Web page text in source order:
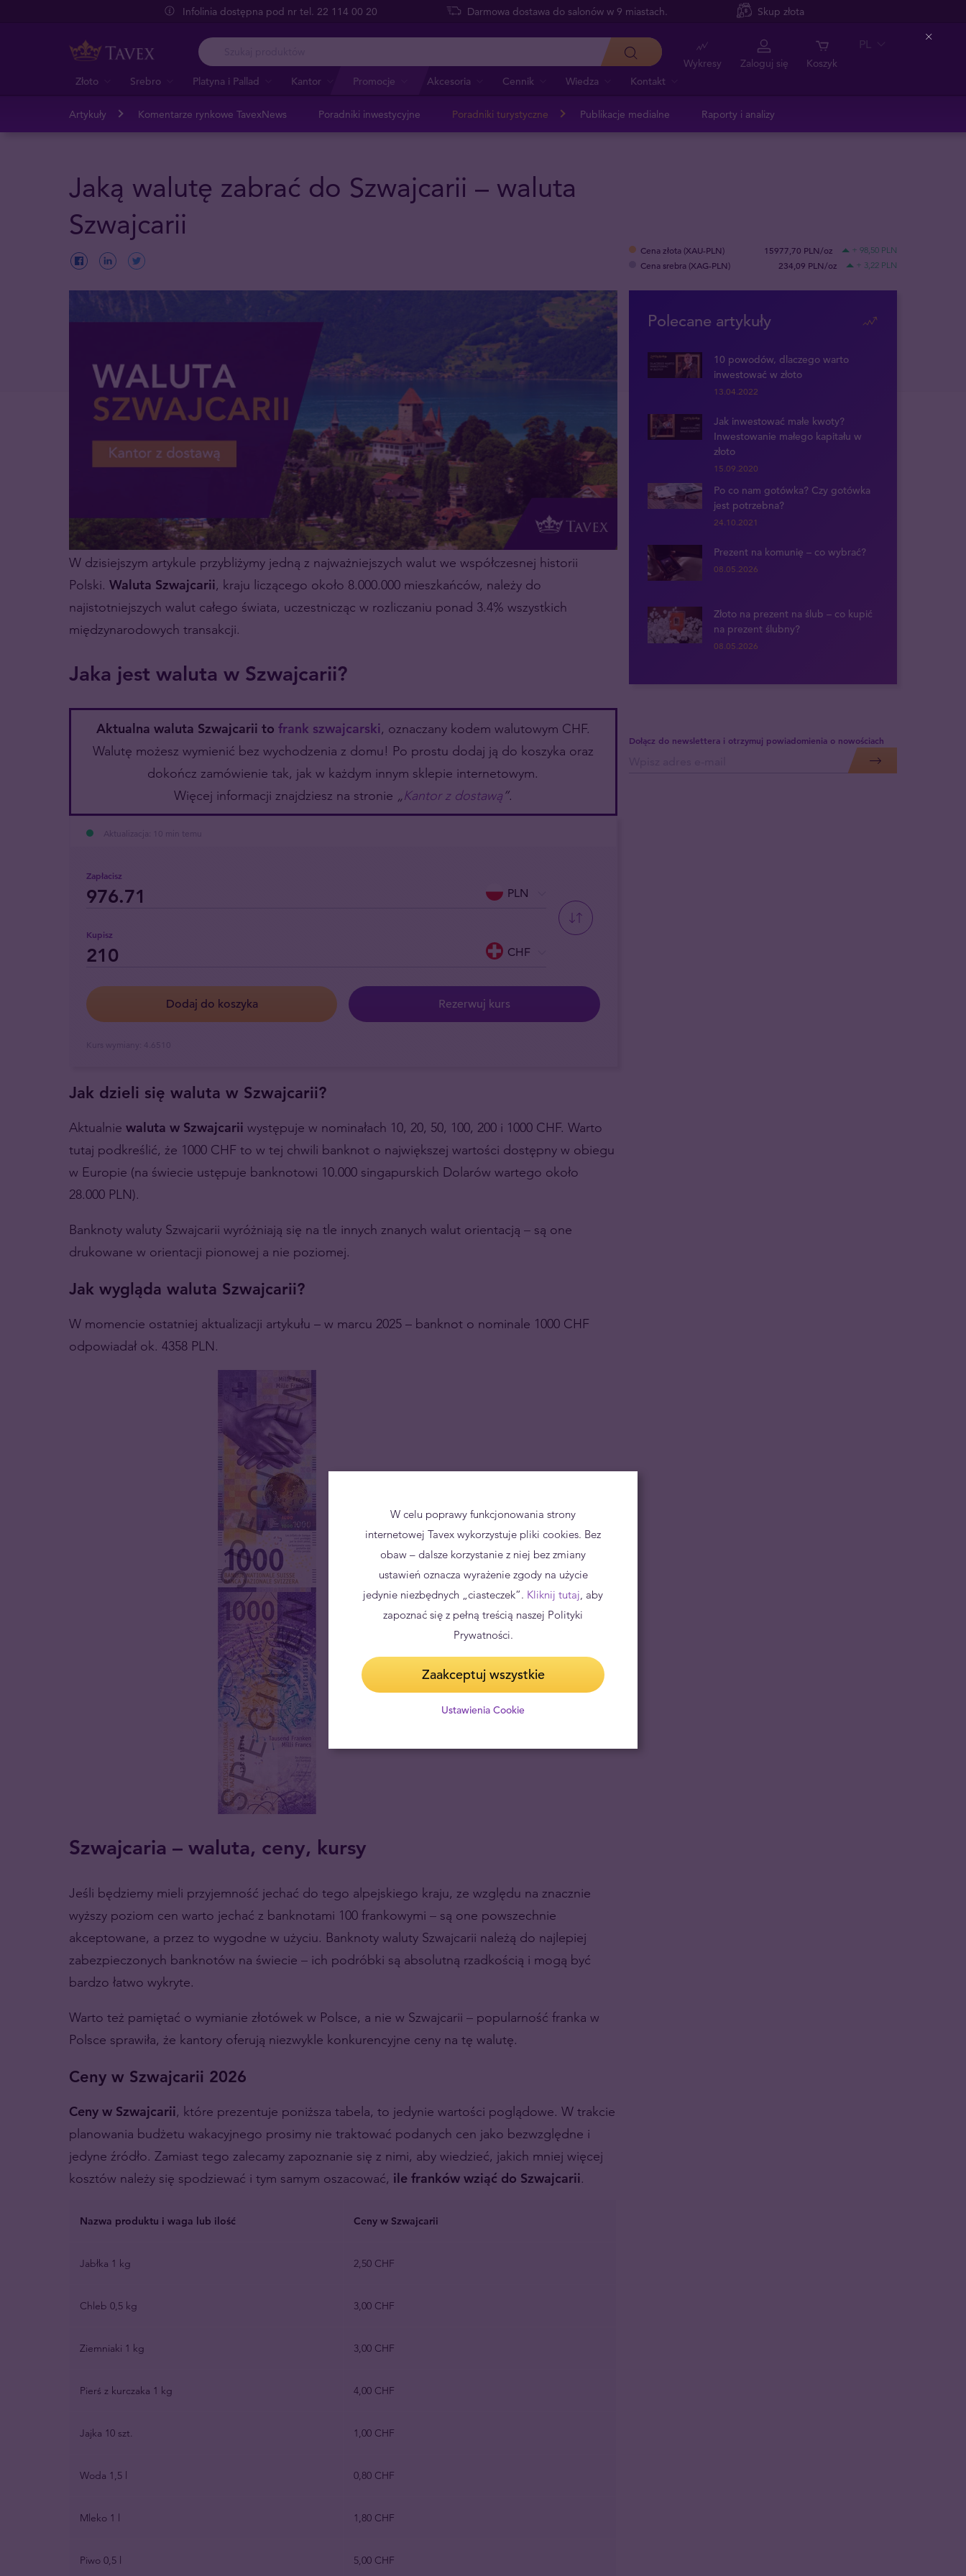
Infolinia dostępna pod nr tel. 22 114 00 20 Darmowa dostawa do salonów w 9 miastach. Skup złota
Złoto Srebro Platyna i Pallad Kantor Promocje Akcesoria Cennik Wiedza Kontakt
Wykresy Zaloguj się Koszyk
PL
Artykuły Komentarze rynkowe TavexNews Poradniki inwestycyjne Poradniki turystyczne Publikacje medialne Raporty i analizy
Jaką walutę zabrać do Szwajcarii – waluta
Szwajcarii
Cena złota (XAU-PLN) 15977,70 PLN/oz + 98,50 PLN
Cena srebra (XAG-PLN) 234,09 PLN/oz + 3,22 PLN
W dzisiejszym artykule przybliżymy jedną z najważniejszych walut we współczesnej historii
Polski. Waluta Szwajcarii, kraju liczącego około 8.000.000 mieszkańców, należy do
najistotniejszych walut całego świata, uczestnicząc w rozliczaniu ponad 3.4% wszystkich
międzynarodowych transakcji.
Jaka jest waluta w Szwajcarii?
Aktualna waluta Szwajcarii to frank szwajcarski, oznaczany kodem walutowym CHF.
Walutę możesz wymienić bez wychodzenia z domu! Po prostu dodaj ją do koszyka oraz
dokończ zamówienie tak, jak w każdym innym sklepie internetowym.
Więcej informacji znajdziesz na stronie „Kantor z dostawą”.
Aktualizacja: 10 min temu
Zapłacisz
PLN
Kupisz
CHF
Dodaj do koszyka Rezerwuj kurs
Jak dzieli się waluta w Szwajcarii?
Aktualnie waluta w Szwajcarii występuje w nominałach 10, 20, 50, 100, 200 i 1000 CHF. Warto
tutaj podkreślić, że 1000 CHF to w tej chwili banknot o największej wartości dostępny w obiegu
w Europie (na świecie ustępuje banknotowi 10.000 singapurskich Dolarów wartego około
28.000 PLN).
Banknoty waluty Szwajcarii wyróżniają się na tle innych znanych walut orientacją – są one
drukowane w orientacji pionowej a nie poziomej.
Jak wygląda waluta Szwajcarii?
W momencie ostatniej aktualizacji artykułu – w marcu 2025 – banknot o nominale 1000 CHF
odpowiadał ok. 4358 PLN.
Szwajcaria – waluta, ceny, kursy
Jeśli będziemy mieli przyjemność jechać do tego alpejskiego kraju, ze względu na znacznie
wyższy poziom cen warto jechać z banknotami 100 frankowymi – są one powszechnie
akceptowane, a przez to wygodne w użyciu. Banknoty waluty Szwajcarii należą do najlepiej
zabezpieczonych banknotów na świecie – ich podróbki są absolutną rzadkością i mogą być
bardzo łatwo wykryte.
Warto też pamiętać o wymianie złotówek w Polsce, a nie w Szwajcarii – popularność franka w
Polsce sprawiła, że kantory oferują niezwykle konkurencyjne ceny na tę walutę.
Ceny w Szwajcarii 2026
Ceny w Szwajcarii, które prezentuje poniższa tabela, to jedynie wartości poglądowe. W trakcie
planowania budżetu wakacyjnego prosimy nie traktować podanych cen jako bezwzględne i
jedyne źródło. Zamiast tego zalecamy zapoznanie się z nimi, aby wiedzieć, jakich mniej więcej
kosztów należy się spodziewać i tym samym oszacować, ile franków wziąć do Szwajcarii.
Nazwa produktu i waga lub ilość Ceny w Szwajcarii
Jabłka 1 kg 2,50 CHF
Chleb 0,5 kg 3,00 CHF
Ziemniaki 1 kg 3,00 CHF
Pierś z kurczaka 1 kg 4,00 CHF
Jajka 10 szt. 1,00 CHF
Woda 1,5 l 0,80 CHF
Mleko 1 l 1,80 CHF
Piwo 0,5 l 5,00 CHF
Polecane artykuły
10 powodów, dlaczego warto
inwestować w złoto
13.04.2022
Jak inwestować małe kwoty?
Inwestowanie małego kapitału w
złoto
15.09.2020
Po co nam gotówka? Czy gotówka
jest potrzebna?
24.10.2021
Prezent na komunię – co wybrać?
08.05.2026
Złoto na prezent na ślub – co kupić
na prezent ślubny?
08.05.2026
Dołącz do newslettera i otrzymuj powiadomienia o nowościach
W celu poprawy funkcjonowania strony
internetowej Tavex wykorzystuje pliki cookies. Bez
obaw – dalsze korzystanie z niej bez zmiany
ustawień oznacza wyrażenie zgody na użycie
jedynie niezbędnych „ciasteczek”. Kliknij tutaj, aby
zapoznać się z pełną treścią naszej Polityki
Prywatności.
Zaakceptuj wszystkie
Ustawienia Cookie
Close